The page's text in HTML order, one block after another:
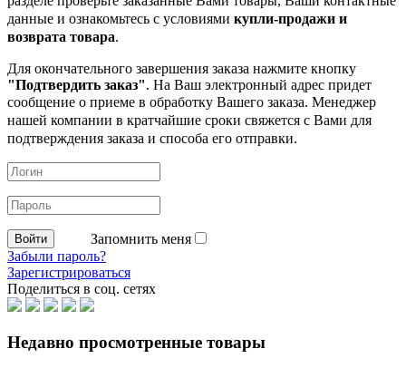
данные и ознакомьтесь с условиями купли-продажи и
возврата товара.
Для окончательного завершения заказа нажмите кнопку
"Подтвердить заказ". На Ваш электронный адрес придет
сообщение о приеме в обработку Вашего заказа. Менеджер
нашей компании в кратчайшие сроки свяжется с Вами для
подтверждения заказа и способа его отправки.
Запомнить меня
Забыли пароль?
Зарегистрироваться
Поделиться в соц. сетях
Недавно просмотренные товары